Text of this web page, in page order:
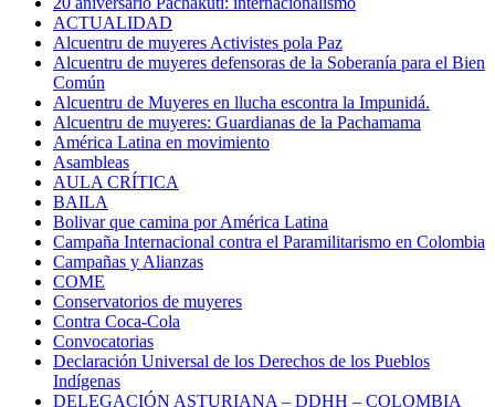
ACTUALIDAD
Alcuentru de muyeres Activistes pola Paz
Alcuentru de muyeres defensoras de la Soberanía para el Bien
Común
Alcuentru de Muyeres en llucha escontra la Impunidá.
Alcuentru de muyeres: Guardianas de la Pachamama
América Latina en movimiento
Asambleas
AULA CRÍTICA
BAILA
Bolivar que camina por América Latina
Campaña Internacional contra el Paramilitarismo en Colombia
Campañas y Alianzas
COME
Conservatorios de muyeres
Contra Coca-Cola
Convocatorias
Declaración Universal de los Derechos de los Pueblos
Indígenas
DELEGACIÓN ASTURIANA – DDHH – COLOMBIA